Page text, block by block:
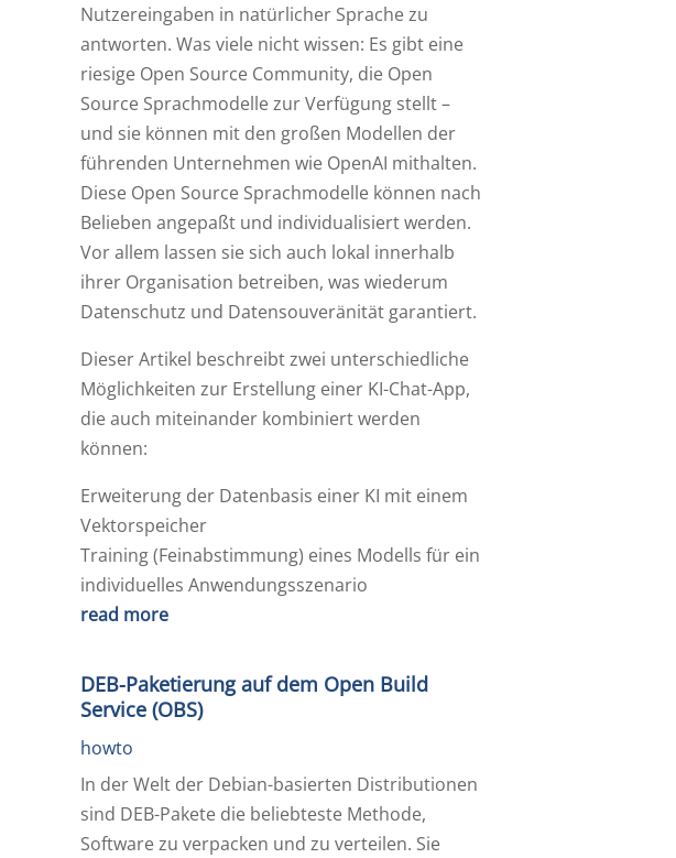
Nutzereingaben in natürlicher Sprache zu
antworten. Was viele nicht wissen: Es gibt eine
riesige Open Source Community, die Open
Source Sprachmodelle zur Verfügung stellt –
und sie können mit den großen Modellen der
führenden Unternehmen wie OpenAI mithalten.
Diese Open Source Sprachmodelle können nach
Belieben angepaßt und individualisiert werden.
Vor allem lassen sie sich auch lokal innerhalb
ihrer Organisation betreiben, was wiederum
Datenschutz und Datensouveränität garantiert.
Dieser Artikel beschreibt zwei unterschiedliche
Möglichkeiten zur Erstellung einer KI-Chat-App,
die auch miteinander kombiniert werden
können:
Erweiterung der Datenbasis einer KI mit einem
Vektorspeicher
Training (Feinabstimmung) eines Modells für ein
individuelles Anwendungsszenario
read more
DEB-Paketierung auf dem Open Build
Service (OBS)
howto
In der Welt der Debian-basierten Distributionen
sind DEB-Pakete die beliebteste Methode,
Software zu verpacken und zu verteilen. Sie